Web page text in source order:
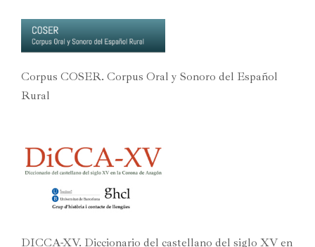
Corpus COSER. Corpus Oral y Sonoro del Español
Rural
DICCA-XV. Diccionario del castellano del siglo XV en